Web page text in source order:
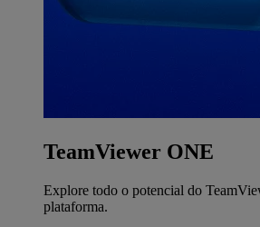
TeamViewer ONE
Explore todo o potencial do
plataforma.